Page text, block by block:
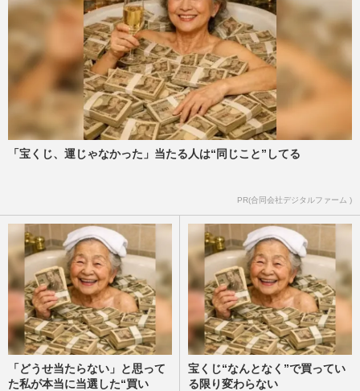
「宝くじ、運じゃなかった」当たる人は“同じこと”してる
PR(合同会社デジタルファーム )
「どうせ当たらない」と思って
た私が本当に当選した“買い
宝くじ“なんとなく”で買ってい
る限り変わらない